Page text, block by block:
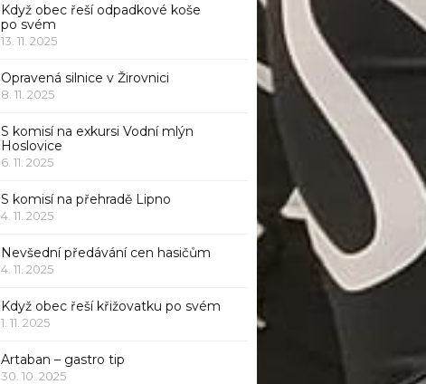
Když obec řeší odpadkové koše
po svém
13. 11. 2025
Opravená silnice v Žirovnici
8. 11. 2025
S komisí na exkursi Vodní mlýn
Hoslovice
6. 11. 2025
S komisí na přehradě Lipno
4. 11. 2025
Nevšední předávání cen hasičům
4. 11. 2025
Když obec řeší křižovatku po svém
1. 11. 2025
Artaban – gastro tip
30. 10. 2025